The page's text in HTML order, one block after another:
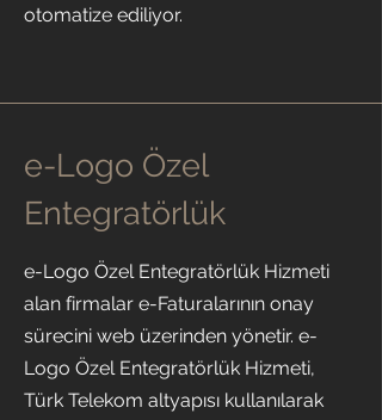
otomatize ediliyor.
e-Logo Özel
Entegratörlük
e-Logo Özel Entegratörlük Hizmeti
alan firmalar e-Faturalarının onay
sürecini web üzerinden yönetir. e-
Logo Özel Entegratörlük Hizmeti,
Türk Telekom altyapısı kullanılarak